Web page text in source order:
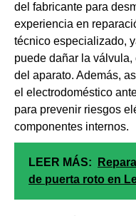
del fabricante para
experiencia en
técnico especializado,
puede dañar la
del aparato. Además,
el electrodoméstico
para prevenir riesgos
componentes internos.
LEER MÁS:
de puerta roto en